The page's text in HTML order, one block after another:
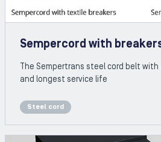
Steel cord
Sempercord with
The Sempertrans steel cord belt
and longest service life